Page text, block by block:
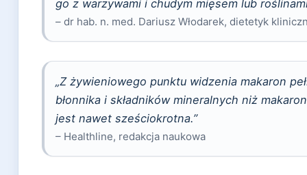
go z warzywami i chudym mięsem lub
– dr hab. n. med. Dariusz Włodarek, dietetyk
„Z żywieniowego punktu widzenia makaron
błonnika i składników mineralnych niż
jest nawet sześciokrotna.”
– Healthline, redakcja naukowa